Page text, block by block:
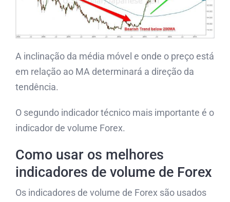
A inclinação da média móvel e onde o preço está
em relação ao MA determinará a direção da
tendência.
O segundo indicador técnico mais importante é o
indicador de volume Forex.
Como usar os melhores
indicadores de volume de Forex
Os indicadores de volume de Forex são usados ​​